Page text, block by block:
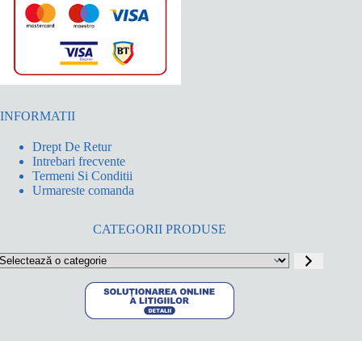
INFORMATII
Drept De Retur
Intrebari frecvente
Termeni Si Conditii
Urmareste comanda
CATEGORII PRODUSE